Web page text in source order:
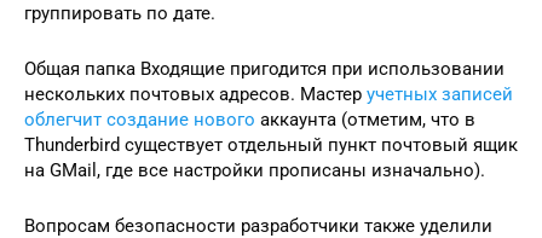
группировать по дате.
Общая папка Входящие пригодится при использовании
нескольких почтовых адресов. Мастер учетных записей
облегчит создание нового аккаунта (отметим, что в
Thunderbird существует отдельный пункт почтовый ящик
на GMail, где все настройки прописаны изначально).
Вопросам безопасности разработчики также уделили